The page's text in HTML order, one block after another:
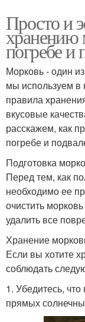
Просто и
хранению
погребе и
Морковь - один
мы используем в
правила
вкусовые
расскажем, как
погребе и
Подготовка
Перед тем, как
необходимо ее
очистить
удалить все
Хранение
Если вы хотите
соблюдать
1. Убедитесь,
прямых